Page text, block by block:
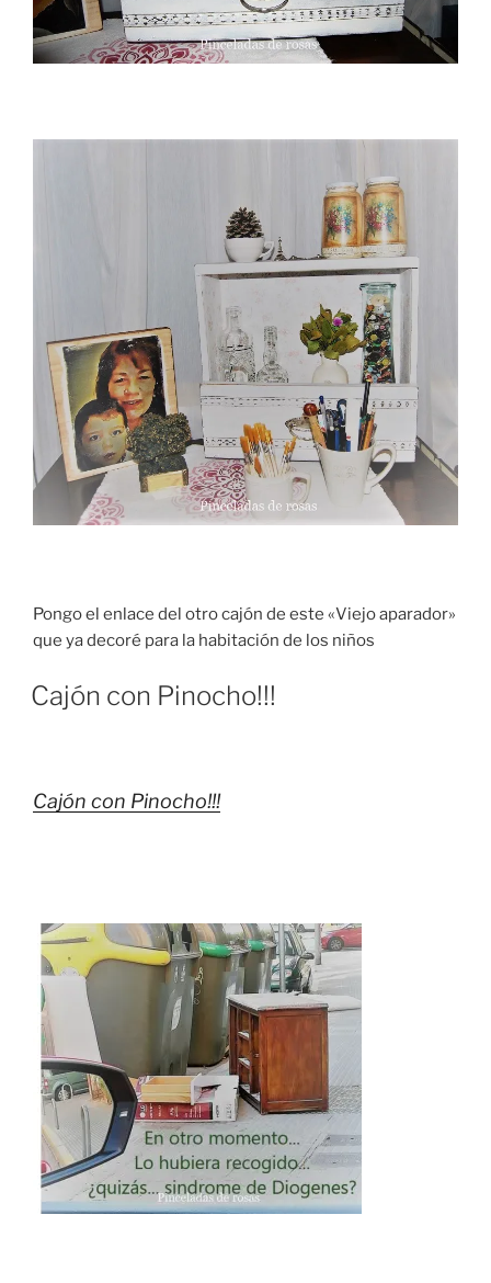
Pongo el enlace del otro cajón de este «Viejo aparador»
que ya decoré para la habitación de los niños
Cajón con Pinocho!!!
Cajón con Pinocho!!!